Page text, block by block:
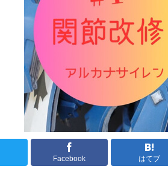
Facebook はてブ